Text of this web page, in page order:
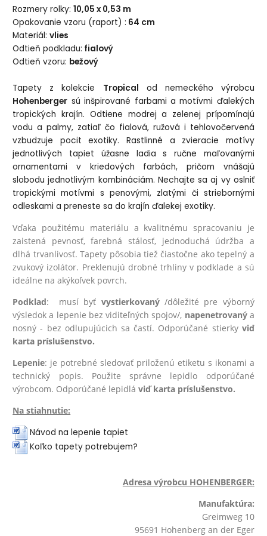
Rozmery rolky:10,05 x 0,53 m
Opakovanie vzoru (raport) : 64 cm
Materiál:vlies
Odtieň podkladu: fialový
Odtieň vzoru: bežový
Tapety z kolekcie Tropical od nemeckého výrobcu
Hohenberger sú inšpirované farbami a motívmi ďalekých
tropických krajín. Odtiene modrej a zelenej prípomínajú
vodu a palmy, zatiaľ čo fialová, ružová i tehlovočervená
vzbudzuje pocit exotiky. Rastlinné a zvieracie motívy
jednotlivých tapiet úžasne ladia s ručne maľovanými
ornamentami v kriedových farbách, pričom vnášajú
slobodu jednotlivým kombináciám. Nechajte sa aj vy oslniť
tropickými motívmi s penovými, zlatými či striebornými
odleskami a preneste sa do krajín ďalekej exotiky.
Vďaka použitému materiálu a kvalitnému spracovaniu je
zaistená pevnosť, farebná stálosť, jednoduchá údržba a
dlhá trvanlivosť. Tapety pôsobia tiež čiastočne ako tepelný a
zvukový izolátor. Preklenujú drobné trhliny v podklade a sú
ideálne na akýkoľvek povrch.
Podklad: musí byť vystierkovaný/dôležité pre výborný
výsledok a lepenie bez viditeľných spojov/, napenetrovanýa
nosný - bez odlupujúcich sa častí. Odporúčané stierky viď
karta príslušenstvo.
Lepenie: je potrebné sledovať priloženú etiketu s ikonami a
technický popis. Použite správne lepidlo odporúčané
výrobcom. Odporúčané lepidláviď karta príslušenstvo.
Na stiahnutie:
Návod na lepenie tapiet
Koľko tapety potrebujem?
Adresa výrobcu HOHENBERGER:
Manufaktúra:
Greimweg 10
95691 Hohenberg an der Eger